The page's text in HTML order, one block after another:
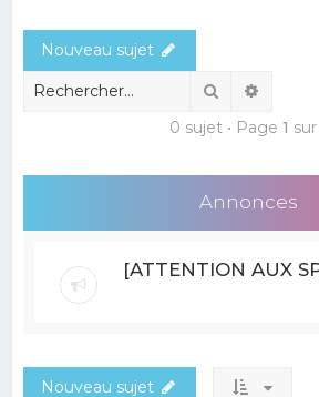
Nouveau sujet
Rechercher
0 sujet • Page 1 sur
Annonces
[ATTENTION AUX
Nouveau sujet